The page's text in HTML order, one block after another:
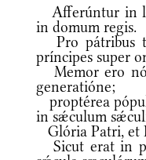
Afferúntur in
in domum regis.
Pro pátribus
príncipes super
Memor ero
generatióne;
proptérea
in sǽculum
Glória Patri, et
Sicut erat in